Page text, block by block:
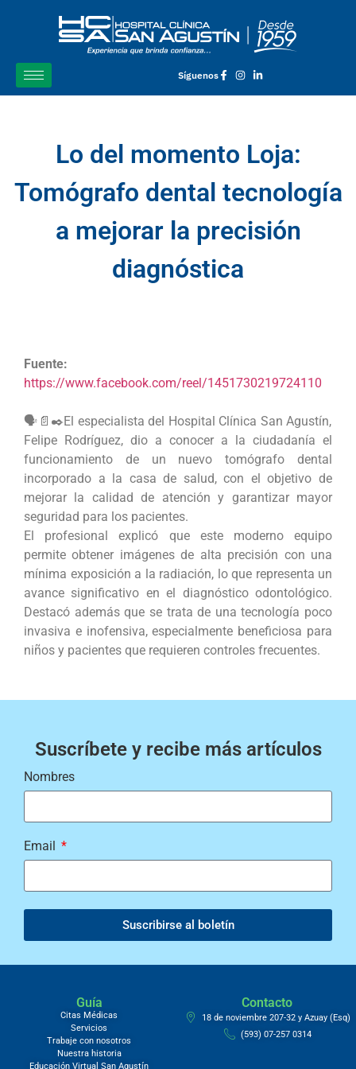
Síguenos
Lo del momento Loja:
Tomógrafo dental tecnología
a mejorar la precisión
diagnóstica
Fuente:
https://www.facebook.com/reel/1451730219724110
🗣️📄✒️El especialista del Hospital Clínica San Agustín,
Felipe Rodríguez, dio a conocer a la ciudadanía el
funcionamiento de un nuevo tomógrafo dental
incorporado a la casa de salud, con el objetivo de
mejorar la calidad de atención y garantizar mayor
seguridad para los pacientes.
El profesional explicó que este moderno equipo
permite obtener imágenes de alta precisión con una
mínima exposición a la radiación, lo que representa un
avance significativo en el diagnóstico odontológico.
Destacó además que se trata de una tecnología poco
invasiva e inofensiva, especialmente beneficiosa para
niños y pacientes que requieren controles frecuentes.
Suscríbete y recibe más artículos
Nombres
Email
Suscribirse al boletín
Guía
Citas Médicas
Servicios
Trabaje con nosotros
Nuestra historia
Educación Virtual San Agustín
Contacto
18 de noviembre 207-32 y Azuay (Esq)
(593) 07-257 0314